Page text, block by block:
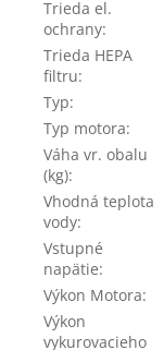
Trieda el.
ochrany:
Trieda HEPA
filtru:
Typ:
Typ motora:
Váha vr. obalu
(kg):
Vhodná teplota
vody:
Vstupné
napätie:
Výkon Motora:
Výkon
vykurovacieho